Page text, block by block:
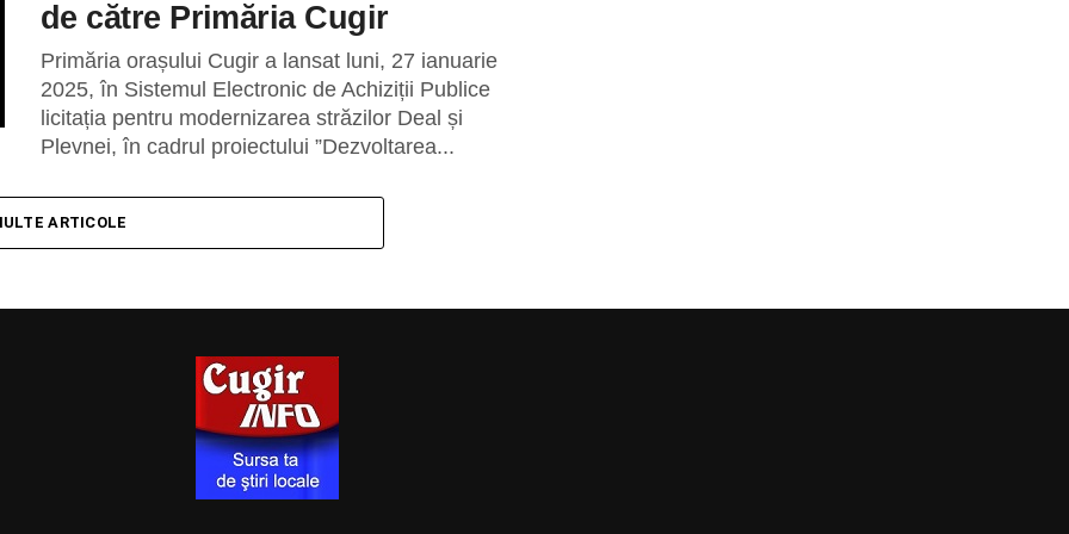
de către Primăria Cugir
Primăria orașului Cugir a lansat luni, 27 ianuarie
2025, în Sistemul Electronic de Achiziții Publice
licitația pentru modernizarea străzilor Deal și
Plevnei, în cadrul proiectului ”Dezvoltarea...
ARTICOLE